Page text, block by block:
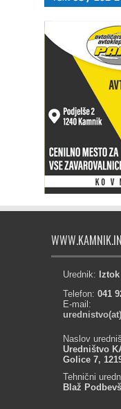
Urednik:
Telefon: 041
E-mail:
Naslov
Uredništvo
Golice 7,
Tehnični
Blaž